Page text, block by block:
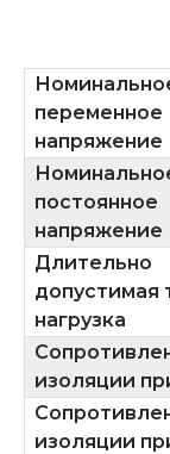
переменное
напряжение
постоянное
напряжение
Длительно
допустимая
нагрузка
изоляции
изоляции